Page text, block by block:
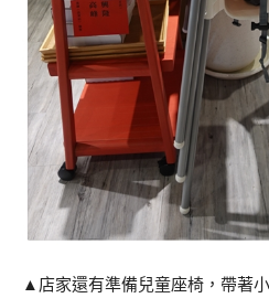
▲店家還有準備兒童座椅，帶著